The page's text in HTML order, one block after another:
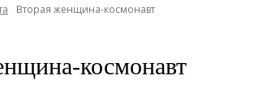
Вторая женщина-космонавт
космонавт